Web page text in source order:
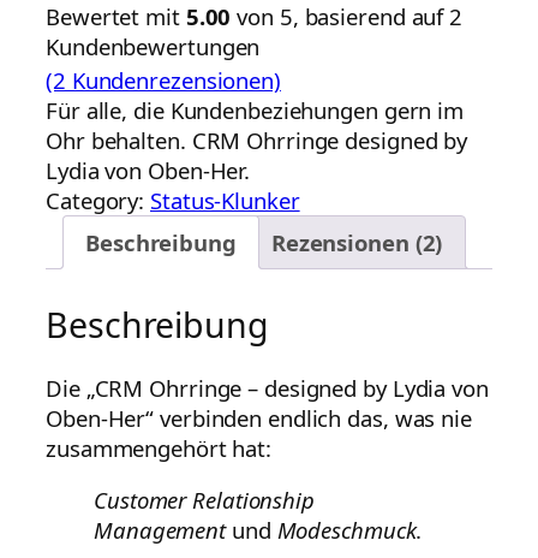
Bewertet mit 5.00 von 5, basierend auf2
Kundenbewertungen
(2 Kundenrezensionen)
Für alle, die Kundenbeziehungen gern im
Ohr behalten. CRM Ohrringe designed by
Lydia von Oben-Her.
Category: Status-Klunker
Beschreibung
Rezensionen (2)
Beschreibung
Die „CRM Ohrringe – designed by Lydia von
Oben-Her“ verbinden endlich das, was nie
zusammengehört hat:
Customer Relationship
Managementund Modeschmuck.